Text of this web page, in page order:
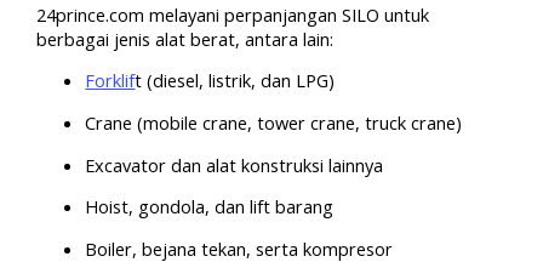
24prince.com melayani perpanjangan SILO untuk
berbagai jenis alat berat, antara lain:
Forklift (diesel, listrik, dan LPG)
Crane (mobile crane, tower crane, truck crane)
Excavator dan alat konstruksi lainnya
Hoist, gondola, dan lift barang
Boiler, bejana tekan, serta kompresor